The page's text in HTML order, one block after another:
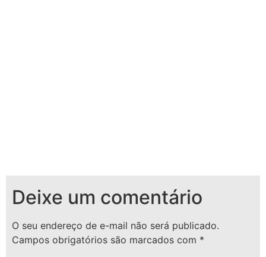
Deixe um comentário
O seu endereço de e-mail não será publicado.
Campos obrigatórios são marcados com *